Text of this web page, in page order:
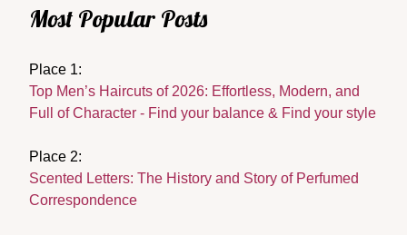
Most Popular Posts
Place 1:
Top Men’s Haircuts of 2026: Effortless, Modern, and
Full of Character - Find your balance & Find your style
Place 2:
Scented Letters: The History and Story of Perfumed
Correspondence